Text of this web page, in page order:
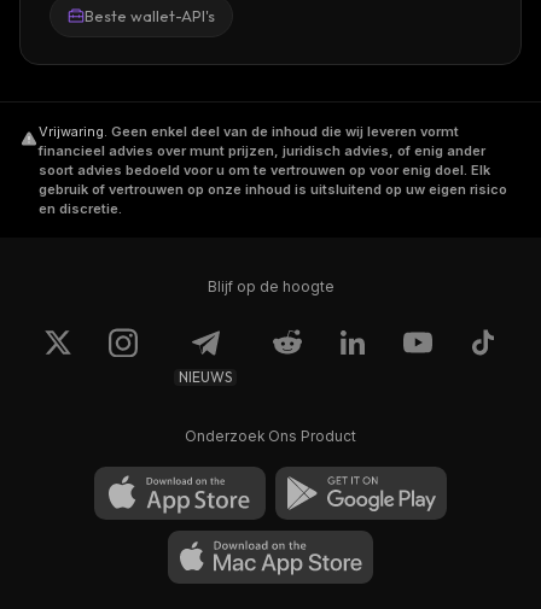
Beste wallet-API's
Vrijwaring. Geen enkel deel van de inhoud die wij leveren vormt
financieel advies over munt prijzen, juridisch advies, of enig ander
soort advies bedoeld voor u om te vertrouwen op voor enig doel. Elk
gebruik of vertrouwen op onze inhoud is uitsluitend op uw eigen risico
en discretie.
Blijf op de hoogte
NIEUWS
Onderzoek Ons Product